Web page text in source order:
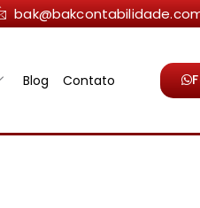
Blog Contato